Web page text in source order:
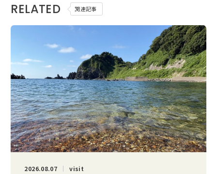
RELATED 関連記事
2026.08.07 visit